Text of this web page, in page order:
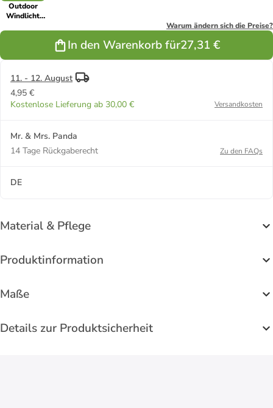
Outdoor
Windlicht
Warum ändern sich die Preise?
In den Warenkorb für27,31 €
11. - 12. August
4,95 €
Kostenlose Lieferung ab 30,00 €
Versandkosten
Mr. & Mrs. Panda
14 Tage Rückgaberecht
Zu den FAQs
DE
Material & Pflege
Produktinformation
Maße
Details zur Produktsicherheit